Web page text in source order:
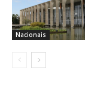
Nacionais